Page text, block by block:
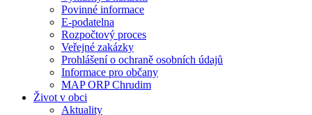
Povinné informace
E-podatelna
Rozpočtový proces
Veřejné zakázky
Prohlášení o ochraně osobních údajů
Informace pro občany
MAP ORP Chrudim
Život v obci
Aktuality